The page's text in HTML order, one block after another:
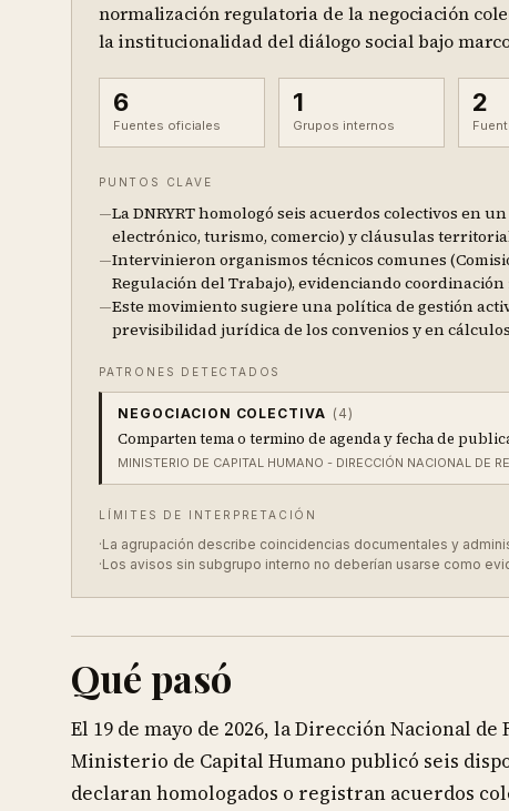
normalización regulatoria de la negociación
la institucionalidad del diálogo social bajo
6
Fuentes oficiales
1
Grupos internos
2
PUNTOS CLAVE
—La DNRYRT homologó seis acuerdos colectivos en
electrónico, turismo, comercio) y cláusulas
—Intervinieron organismos técnicos comunes
Regulación del Trabajo), evidenciando
—Este movimiento sugiere una política de gestión
previsibilidad jurídica de los convenios y en
PATRONES DETECTADOS
NEGOCIACION COLECTIVA ( 4)
Comparten tema o termino de agenda y fecha de
MINISTERIO DE CAPITAL HUMANO - DIRECCIÓN NACIONAL DE
LÍMITES DE INTERPRETACIÓN
·La agrupación describe coincidencias documentales y
·Los avisos sin subgrupo interno no deberían usarse como
Qué pasó
El 19 de mayo de 2026, la Dirección Nacional
Ministerio de Capital Humano publicó seis
declaran homologados o registran acuerdos